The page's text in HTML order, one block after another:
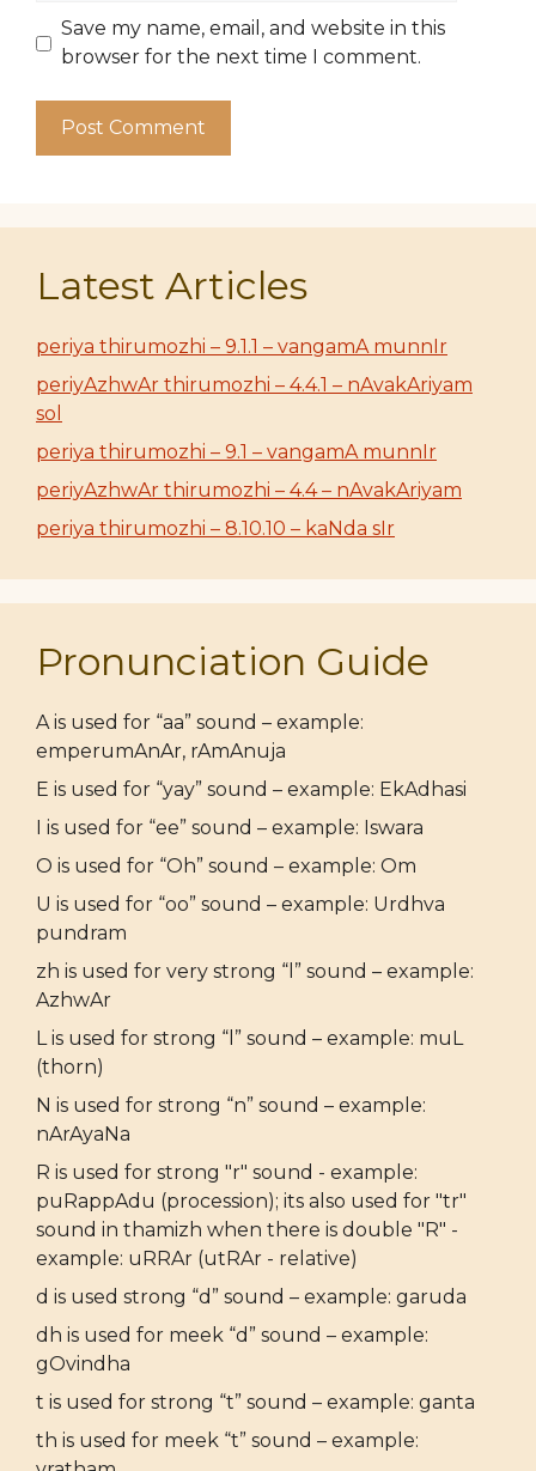
Save my name, email, and website in this
browser for the next time I comment.
Latest Articles
periya thirumozhi – 9.1.1 – vangamA munnIr
periyAzhwAr thirumozhi – 4.4.1 – nAvakAriyam
sol
periya thirumozhi – 9.1 – vangamA munnIr
periyAzhwAr thirumozhi – 4.4 – nAvakAriyam
periya thirumozhi – 8.10.10 – kaNda sIr
Pronunciation Guide
A is used for “aa” sound – example:
emperumAnAr, rAmAnuja
E is used for “yay” sound – example: EkAdhasi
I is used for “ee” sound – example: Iswara
O is used for “Oh” sound – example: Om
U is used for “oo” sound – example: Urdhva
pundram
zh is used for very strong “l” sound – example:
AzhwAr
L is used for strong “l” sound – example: muL
(thorn)
N is used for strong “n” sound – example:
nArAyaNa
R is used for strong "r" sound - example:
puRappAdu (procession); its also used for "tr"
sound in thamizh when there is double "R" -
example: uRRAr (utRAr - relative)
d is used strong “d” sound – example: garuda
dh is used for meek “d” sound – example:
gOvindha
t is used for strong “t” sound – example: ganta
th is used for meek “t” sound – example: